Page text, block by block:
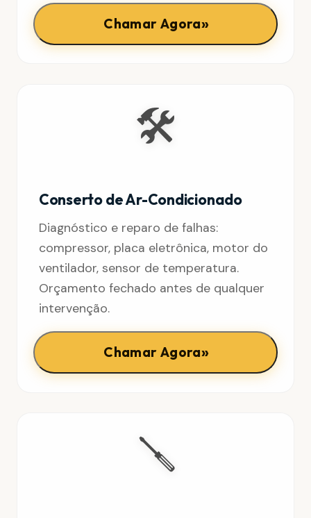
Chamar Agora»
🛠️
Conserto de Ar-Condicionado
Diagnóstico e reparo de falhas:
compressor, placa eletrônica, motor do
ventilador, sensor de temperatura.
Orçamento fechado antes de qualquer
intervenção.
Chamar Agora»
🪛